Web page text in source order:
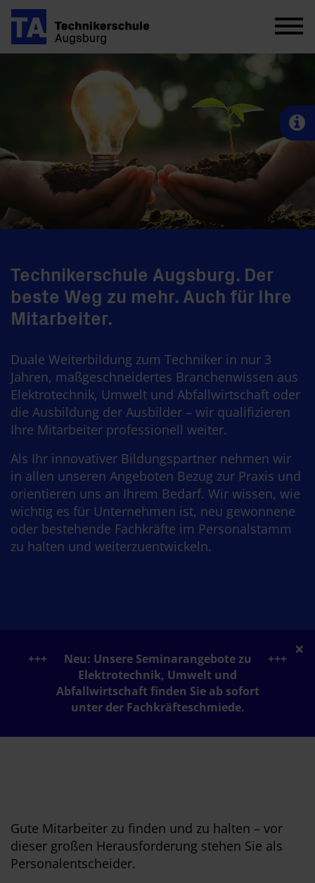
Technikerschule Augsburg. Der
beste Weg zu mehr. Auch für Ihre
Mitarbeiter.
Duale Weiterbildung zum Techniker in nur 3
Jahren, maßgeschneidertes Branchenwissen aus
Elektrotechnik, Umwelt und Abfallwirtschaft oder
die Ausbildung der Ausbilder – wir qualifizieren
Ihre Mitarbeiter professionell weiter.
Als Ihr innovativer Bildungspartner nehmen wir
in allen unseren Angeboten Bezug zur Praxis und
orientieren uns an Ihrem Bedarf. Wir wissen, wie
wichtig es für Unternehmen ist, neu gewonnene
oder bestehende Fachkräfte im Personalstamm
zu halten und weiterzuentwickeln.
×
Neu: Unsere Seminarangebote zu
Elektrotechnik, Umwelt und
Abfallwirtschaft finden Sie ab sofort
unter der Fachkräfteschmiede.
Gute Mitarbeiter zu finden und zu halten – vor
dieser großen Herausforderung stehen Sie als
Personalentscheider.